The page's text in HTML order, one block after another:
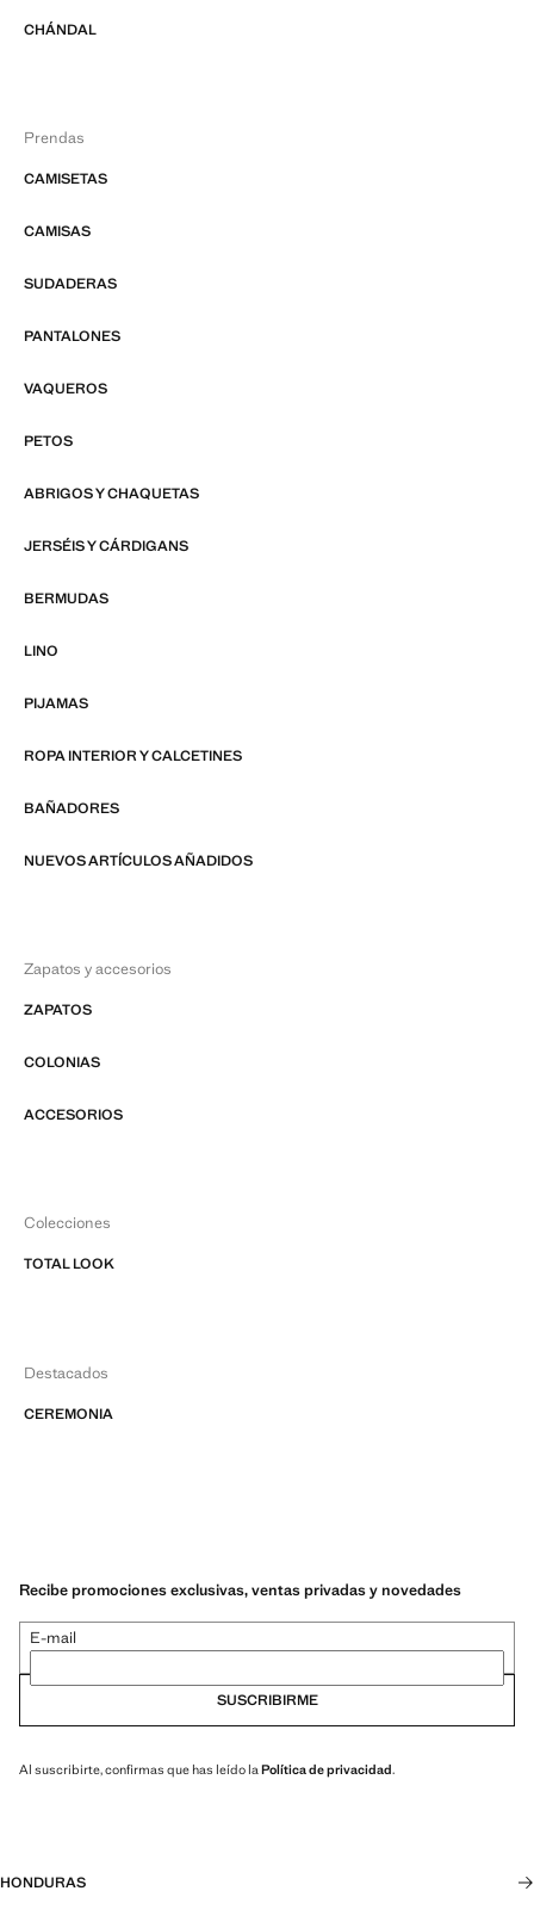
CHÁNDAL
Prendas
CAMISETAS
CAMISAS
SUDADERAS
PANTALONES
VAQUEROS
PETOS
ABRIGOS Y CHAQUETAS
JERSÉIS Y CÁRDIGANS
BERMUDAS
LINO
PIJAMAS
ROPA INTERIOR Y CALCETINES
BAÑADORES
NUEVOS ARTÍCULOS AÑADIDOS
Zapatos y accesorios
ZAPATOS
COLONIAS
ACCESORIOS
Colecciones
TOTAL LOOK
Destacados
CEREMONIA
Recibe promociones exclusivas, ventas privadas y novedades
E-mail
SUSCRIBIRME
Al suscribirte, confirmas que has leído laPolítica de privacidad.
HONDURAS